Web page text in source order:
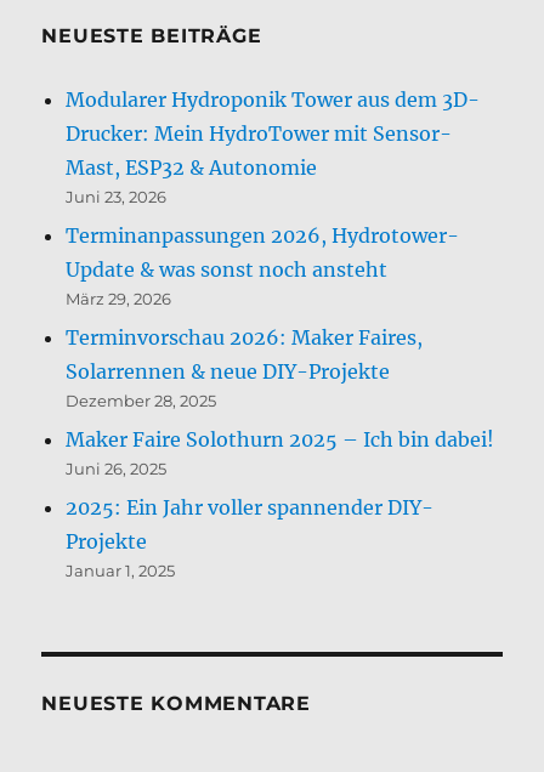
NEUESTE BEITRÄGE
Modularer Hydroponik Tower aus dem 3D-
Drucker: Mein HydroTower mit Sensor-
Mast, ESP32 & Autonomie
Juni 23, 2026
Terminanpassungen 2026, Hydrotower-
Update & was sonst noch ansteht
März 29, 2026
Terminvorschau 2026: Maker Faires,
Solarrennen & neue DIY-Projekte
Dezember 28, 2025
Maker Faire Solothurn 2025 – Ich bin dabei!
Juni 26, 2025
2025: Ein Jahr voller spannender DIY-
Projekte
Januar 1, 2025
NEUESTE KOMMENTARE